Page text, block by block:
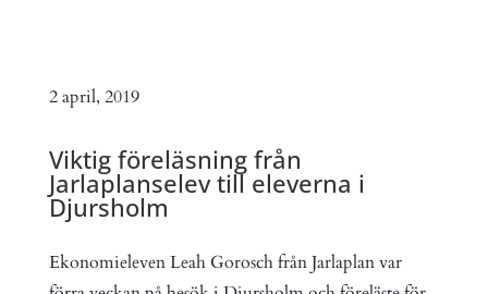
2 april, 2019
Viktig föreläsning från
Jarlaplanselev till eleverna i
Djursholm
Ekonomieleven Leah Gorosch från Jarlaplan var